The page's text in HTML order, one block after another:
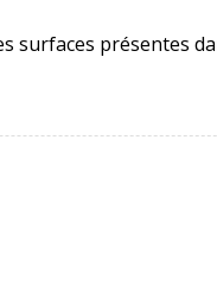
surfaces présentes